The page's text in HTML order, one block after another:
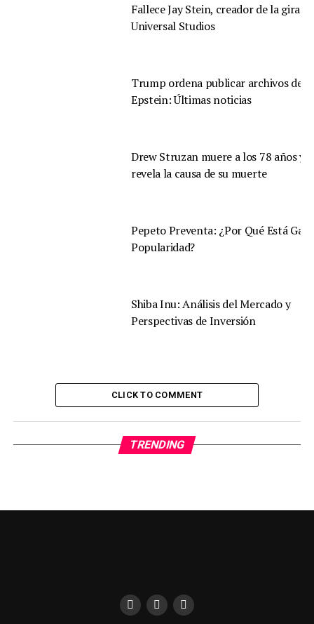
Fallece Jay Stein, creador de la gira de
Universal Studios
Trump ordena publicar archivos de
Epstein: Últimas noticias
Drew Struzan muere a los 78 años y
revela la causa de su muerte
Pepeto Preventa: ¿Por Qué Está
Popularidad?
Shiba Inu: Análisis del Mercado y
Perspectivas de Inversión
CLICK TO COMMENT
TRENDING